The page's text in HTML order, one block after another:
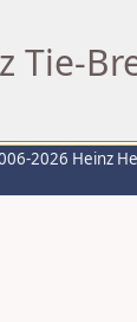
Tie-
2026 Heinz